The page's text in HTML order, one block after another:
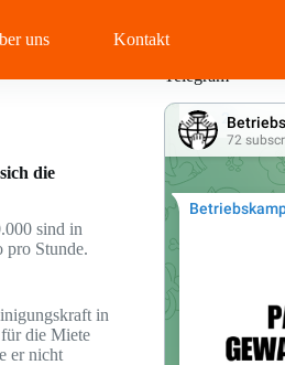
uns
Kontakt
die
sind in
pro Stunde.
in
die Miete
er nicht
Telegram